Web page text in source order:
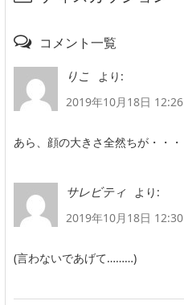
コメント一覧
りこ
より:
2019年10月18日 12:26
あら、顔の大きさ全然ちが・・・
サレビティ
より:
2019年10月18日 12:30
(言わないであげて………)